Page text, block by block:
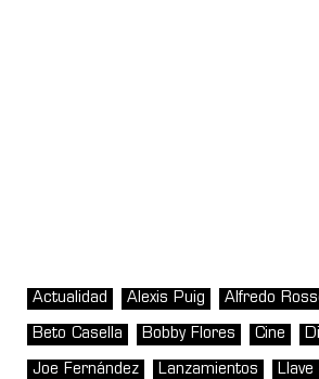
Actualidad Alexis Puig Alfredo
Beto Casella Bobby Flores Cine
Joe Fernández Lanzamientos